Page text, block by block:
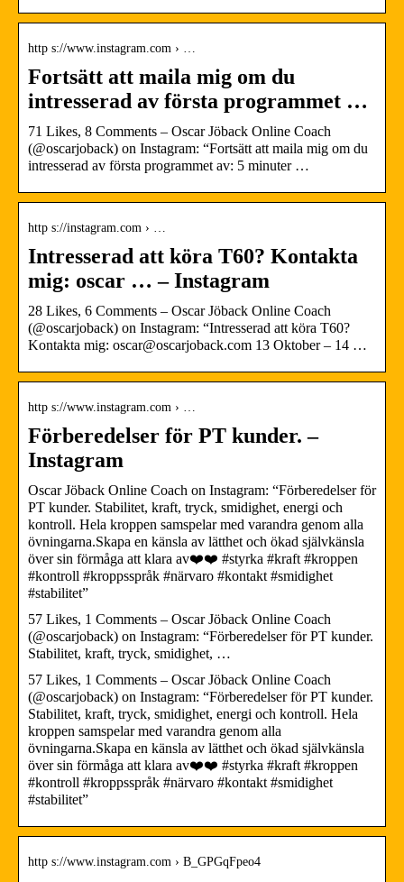
http s://www.instagram.com › …
Fortsätt att maila mig om du
intresserad av första programmet …
71 Likes, 8 Comments – Oscar Jöback Online Coach
(@oscarjoback) on Instagram: “Fortsätt att maila mig om du
intresserad av första programmet av: 5 minuter …
http s://instagram.com › …
Intresserad att köra T60? Kontakta
mig: oscar … – Instagram
28 Likes, 6 Comments – Oscar Jöback Online Coach
(@oscarjoback) on Instagram: “Intresserad att köra T60?
Kontakta mig: oscar@oscarjoback.com 13 Oktober – 14 …
http s://www.instagram.com › …
Förberedelser för PT kunder. –
Instagram
Oscar Jöback Online Coach on Instagram: “Förberedelser för
PT kunder. Stabilitet, kraft, tryck, smidighet, energi och
kontroll. Hela kroppen samspelar med varandra genom alla
övningarna.Skapa en känsla av lätthet och ökad självkänsla
över sin förmåga att klara av❤️❤️ #styrka #kraft #kroppen
#kontroll #kroppsspråk #närvaro #kontakt #smidighet
#stabilitet”
57 Likes, 1 Comments – Oscar Jöback Online Coach
(@oscarjoback) on Instagram: “Förberedelser för PT kunder.
Stabilitet, kraft, tryck, smidighet, …
57 Likes, 1 Comments – Oscar Jöback Online Coach
(@oscarjoback) on Instagram: “Förberedelser för PT kunder.
Stabilitet, kraft, tryck, smidighet, energi och kontroll. Hela
kroppen samspelar med varandra genom alla
övningarna.Skapa en känsla av lätthet och ökad självkänsla
över sin förmåga att klara av❤️❤️ #styrka #kraft #kroppen
#kontroll #kroppsspråk #närvaro #kontakt #smidighet
#stabilitet”
http s://www.instagram.com › B_GPGqFpeo4